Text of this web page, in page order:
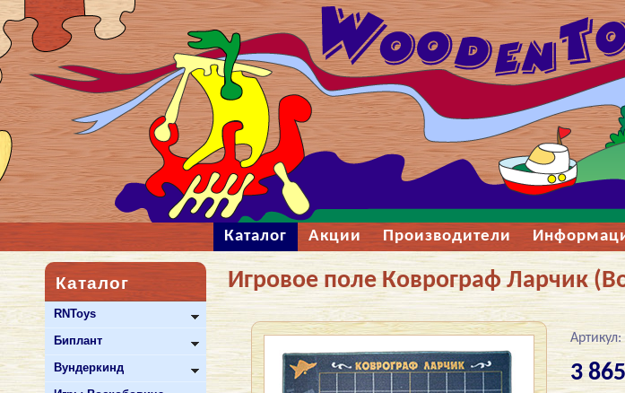
Каталог Акции Производители
Каталог
RNToys
Биплант
Вундеркинд
Игровое поле Коврограф Ларчик
Артикул:
3